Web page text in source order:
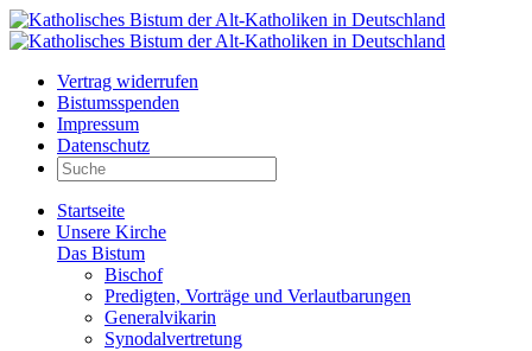
Vertrag widerrufen
Bistumsspenden
Impressum
Datenschutz
Startseite
Unsere Kirche
Das Bistum
Bischof
Predigten, Vorträge und Verlautbarungen
Generalvikarin
Synodalvertretung